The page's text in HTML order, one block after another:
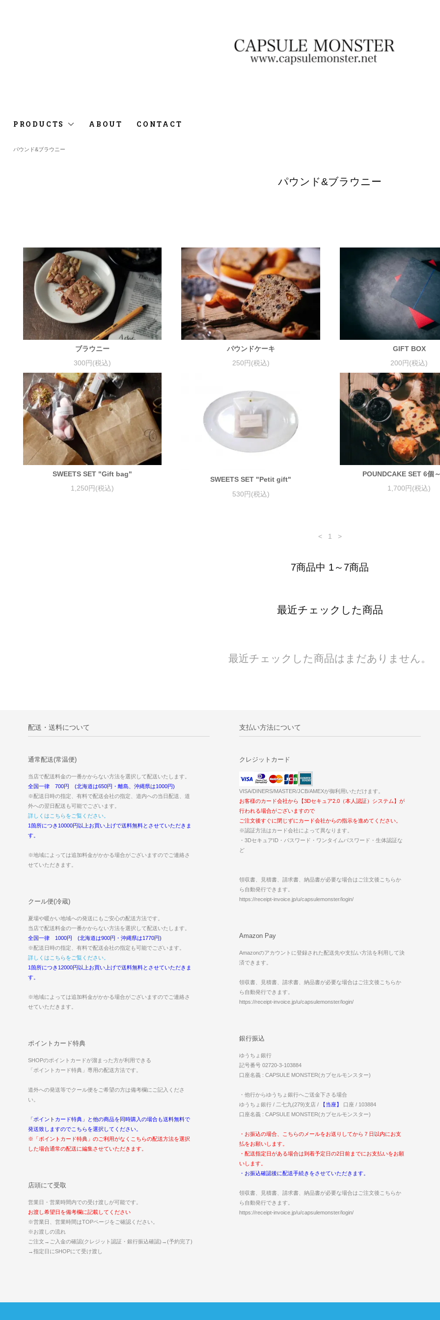
PRODUCTS ABOUT CONTACT
パウンド&ブラウニー
パウンド&ブラウニー
ブラウニー
300円(税込)
パウンドケーキ
250円(税込)
GIFT BOX
200円(税込)
SWEETS SET "Gift bag"
1,250円(税込)
SWEETS SET "Petit gift"
530円(税込)
POUNDCAKE SET 6個
1,700円(税込)
< 1 >
7商品中 1～7商品
最近チェックした商品
最近チェックした商品はまだありません。
配送・送料について
通常配送(常温便)
当店で配送料金の一番かからない方法を選択して配送いたします。
全国一律 700円 (北海道は650円・離島、沖縄県は1000円)
※配送日時の指定、有料で配送会社の指定、道内への当日配送、道
外への翌日配送も可能でございます。
詳しくはこちらをご覧ください。
1箇所につき10000円以上お買い上げで送料無料とさせていただきま
す。
※地域によっては追加料金がかかる場合がございますのでご連絡さ
せていただきます。
クール便(冷蔵)
夏場や暖かい地域への発送にもご安心の配送方法です。
当店で配送料金の一番かからない方法を選択して配送いたします。
全国一律 1000円 (北海道は900円・沖縄県は1770円)
※配送日時の指定、有料で配送会社の指定も可能でございます。
詳しくはこちらをご覧ください。
1箇所につき12000円以上お買い上げで送料無料とさせていただきま
す。
※地域によっては追加料金がかかる場合がございますのでご連絡さ
せていただきます。
ポイントカード特典
SHOPのポイントカードが溜まった方が利用できる
「ポイントカード特典」専用の配送方法です。
道外への発送等でクール便をご希望の方は備考欄にご記入くださ
い。
「ポイントカード特典」と他の商品を同時購入の場合も送料無料で
発送致しますのでこちらを選択してください。
※「ポイントカード特典」のご利用がなくこちらの配送方法を選択
した場合通常の配送に編集させていただきます。
店頭にて受取
営業日・営業時間内での受け渡しが可能です。
お渡し希望日を備考欄に記載してください
※営業日、営業時間はTOPページをご確認ください。
※お渡しの流れ
ご注文→ご入金の確認(クレジット認証・銀行振込確認)→(予約完了)
→指定日にSHOPにて受け渡し
支払い方法について
クレジットカード
VISA/DINERS/MASTER/JCB/AMEXが御利用いただけます。
お客様のカード会社から【3Dセキュア2.0（本人認証）システム】が
行われる場合がございますので
ご注文後すぐに閉じずにカード会社からの指示を進めてください。
※認証方法はカード会社によって異なります。
・3DセキュアID・パスワード・ワンタイムパスワード・生体認証な
ど
領収書、見積書、請求書、納品書が必要な場合はご注文後こちらか
ら自動発行できます。
https://receipt-invoice.jp/u/capsulemonster/login/
Amazon Pay
Amazonのアカウントに登録された配送先や支払い方法を利用して決
済できます。
領収書、見積書、請求書、納品書が必要な場合はご注文後こちらか
ら自動発行できます。
https://receipt-invoice.jp/u/capsulemonster/login/
銀行振込
ゆうちょ銀行
記号番号 02720-3-103884
口座名義 : CAPSULE MONSTER(カプセルモンスター)
・他行からゆうちょ銀行へご送金下さる場合
ゆうちょ銀行 / 二七九(279)支店 /
【当座】 口座 / 103884
口座名義 : CAPSULE MONSTER(カプセルモンスター)
・お振込の場合、こちらのメールをお送りしてから７日以内にお支
払をお願いします。
・配送指定日がある場合は到着予定日の2日前までにお支払いをお願
いします。
・お振込確認後に配送手続きをさせていただきます。
領収書、見積書、請求書、納品書が必要な場合はご注文後こちらか
ら自動発行できます。
https://receipt-invoice.jp/u/capsulemonster/login/